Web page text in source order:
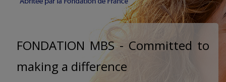
FONDATION MBS - Committed to
making a difference